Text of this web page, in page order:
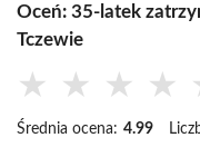
Oceń: 35-latek
Tczewie
★ ★ ★ ★
Średnia ocena: 4.99